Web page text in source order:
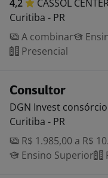
4,2 CASSOL
Curitiba - PR
A combinar
Presencial
Consultor
DGN Invest consórcio
Curitiba - PR
R$ 1.985,00 a R$
Ensino Superior